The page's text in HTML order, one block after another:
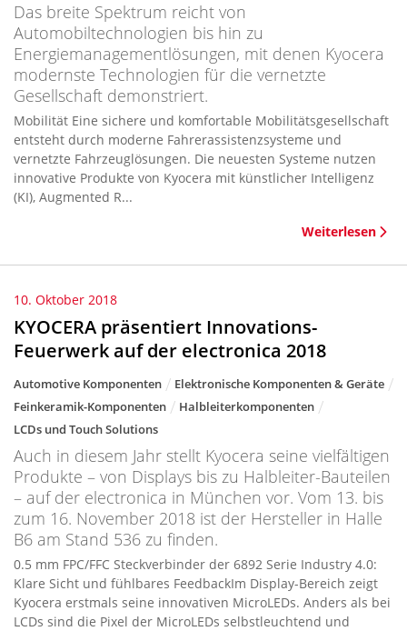
Das breite Spektrum reicht von
Automobiltechnologien bis hin zu
Energiemanagementlösungen, mit denen Kyocera
modernste Technologien für die vernetzte
Gesellschaft demonstriert.
Mobilität Eine sichere und komfortable Mobilitätsgesellschaft
entsteht durch moderne Fahrerassistenzsysteme und
vernetzte Fahrzeuglösungen. Die neuesten Systeme nutzen
innovative Produkte von Kyocera mit künstlicher Intelligenz
(KI), Augmented R...
Weiterlesen
10. Oktober 2018
KYOCERA präsentiert Innovations-
Feuerwerk auf der electronica 2018
Automotive Komponenten
Elektronische Komponenten & Geräte
Feinkeramik-Komponenten
Halbleiterkomponenten
LCDs und Touch Solutions
Auch in diesem Jahr stellt Kyocera seine vielfältigen
Produkte – von Displays bis zu Halbleiter-Bauteilen
– auf der electronica in München vor. Vom 13. bis
zum 16. November 2018 ist der Hersteller in Halle
B6 am Stand 536 zu finden.
0.5 mm FPC/FFC Steckverbinder der 6892 Serie Industry 4.0:
Klare Sicht und fühlbares FeedbackIm Display-Bereich zeigt
Kyocera erstmals seine innovativen MicroLEDs. Anders als bei
LCDs sind die Pixel der MicroLEDs selbstleuchtend und